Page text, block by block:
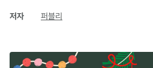
저자 퍼블리